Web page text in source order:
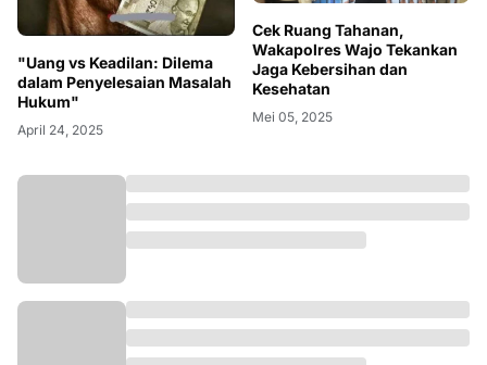
"Uang vs Keadilan: Dilema
dalam Penyelesaian Masalah
Hukum"
April 24, 2025
Cek Ruang Tahanan,
Wakapolres Wajo Tekankan
Jaga Kebersihan dan
Kesehatan
Mei 05, 2025